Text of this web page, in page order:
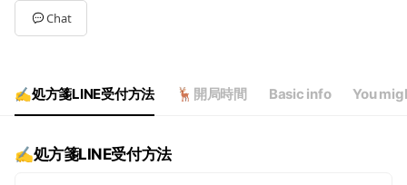
TueClosed
Wed09:00 - 12:00,14:30 - 18:00
Sat 09:00 - 12:00,00:00 - 00:00
Chat
✍️処方箋LINE受付方法 🦌開局時間 Basic info You
✍️処方箋LINE受付方法